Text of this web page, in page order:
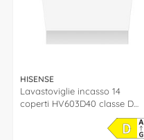
HISENSE
Lavastoviglie incasso 14
coperti HV603D40 classe D